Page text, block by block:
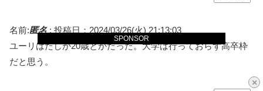
×
SPONSOR
名前:匿名: 投稿日：2024/03/26(火) 21:13:03
ユーリはたしか20歳とかだった。大学は行っておらず高卒枠
だと思う。